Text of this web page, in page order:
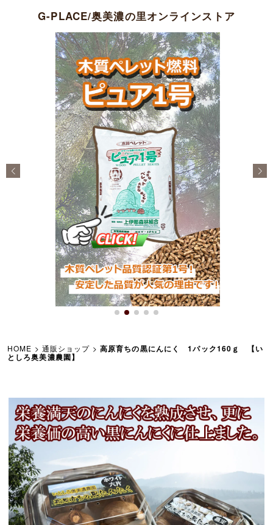
G-PLACE/奥美濃の里オンラインストア
HOME > 通販ショップ > 高原育ちの黒にんにく 1パック160ｇ 【い
としろ奥美濃農園】